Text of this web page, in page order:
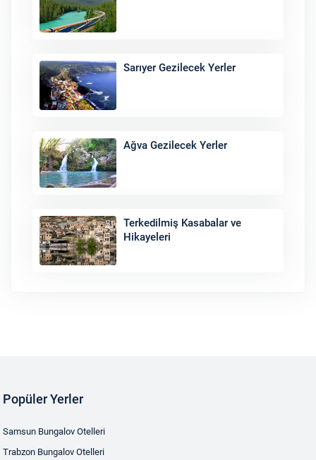
Sarıyer Gezilecek Yerler
Ağva Gezilecek Yerler
Terkedilmiş Kasabalar ve
Hikayeleri
Popüler Yerler
Samsun Bungalov Otelleri
Trabzon Bungalov Otelleri